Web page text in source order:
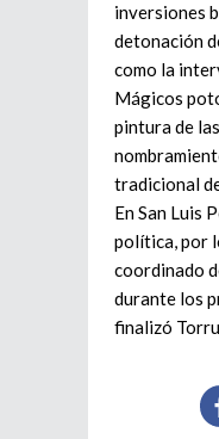
inversiones
detonación
como la
Mágicos
pintura de
tradicional
En San Luis
política, por
coordinado
durante los
finalizó